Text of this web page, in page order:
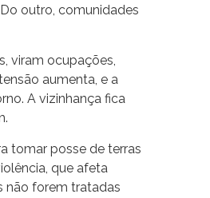
outro, comunidades
viram ocupações,
aumenta, e a
A vizinhança fica
tomar posse de terras
que afeta
não forem tratadas